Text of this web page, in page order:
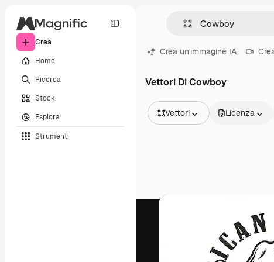
Crea
Home
Ricerca
Stock
Esplora
Strumenti
Crea un'immagine IA
Vettori Di Cowboy
Vettori
Video
Licenza